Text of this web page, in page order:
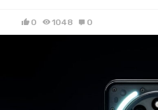
0 1048 0